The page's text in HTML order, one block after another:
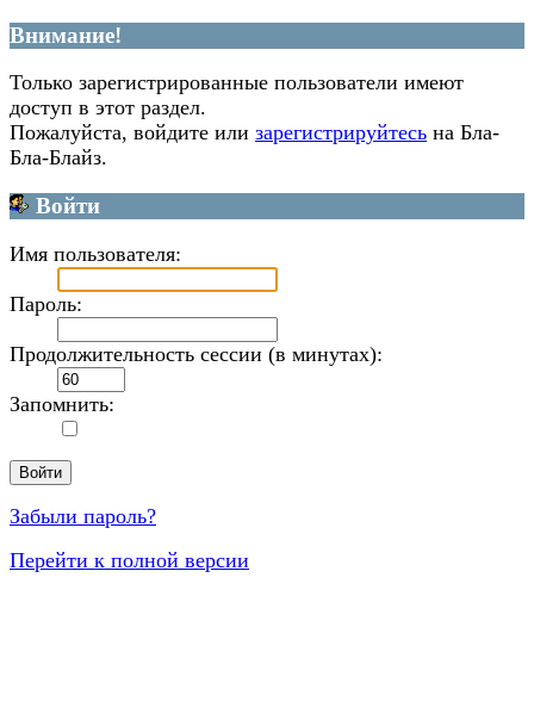
Внимание!
Только зарегистрированные пользователи имеют
доступ в этот раздел.
Пожалуйста, войдите или зарегистрируйтесь на Бла-
Бла-Блайз.
Войти
Имя пользователя:
Пароль:
Продолжительность сессии (в минутах):
Запомнить:
Забыли пароль?
Перейти к полной версии